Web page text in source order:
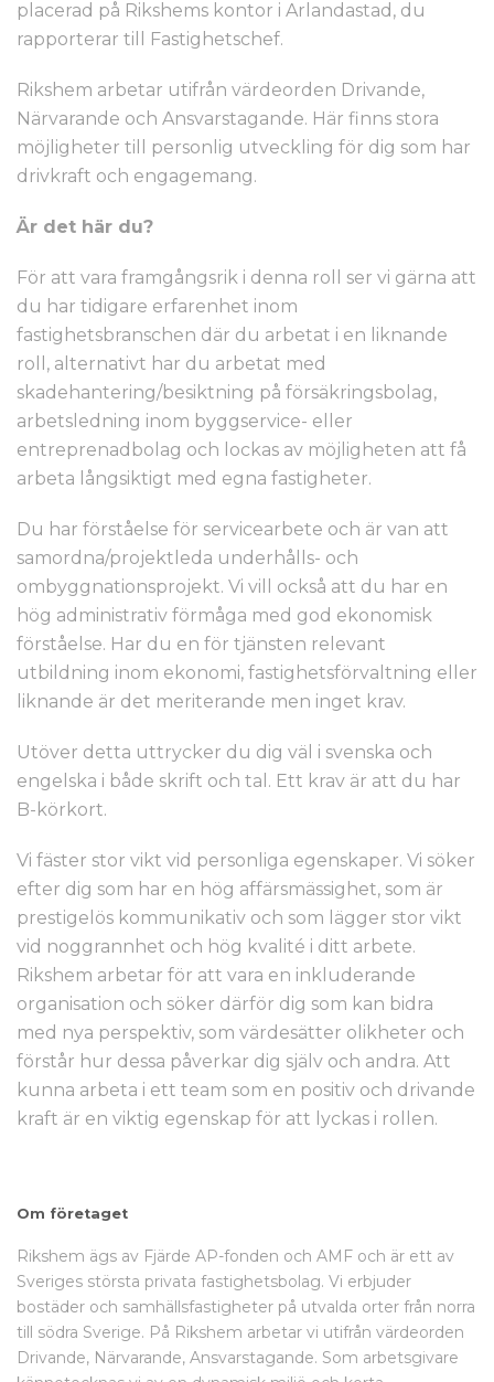
placerad på Rikshems kontor i Arlandastad, du
rapporterar till Fastighetschef.
Rikshem arbetar utifrån värdeorden Drivande,
Närvarande och Ansvarstagande. Här finns stora
möjligheter till personlig utveckling för dig som har
drivkraft och engagemang.
Är det här du?
För att vara framgångsrik i denna roll ser vi gärna att
du har tidigare erfarenhet inom
fastighetsbranschen där du arbetat i en liknande
roll, alternativt har du arbetat med
skadehantering/besiktning på försäkringsbolag,
arbetsledning inom byggservice- eller
entreprenadbolag och lockas av möjligheten att få
arbeta långsiktigt med egna fastigheter.
Du har förståelse för servicearbete och är van att
samordna/projektleda underhålls- och
ombyggnationsprojekt. Vi vill också att du har en
hög administrativ förmåga med god ekonomisk
förståelse. Har du en för tjänsten relevant
utbildning inom ekonomi, fastighetsförvaltning eller
liknande är det meriterande men inget krav.
Utöver detta uttrycker du dig väl i svenska och
engelska i både skrift och tal. Ett krav är att du har
B-körkort.
Vi fäster stor vikt vid personliga egenskaper. Vi söker
efter dig som har en hög affärsmässighet, som är
prestigelös kommunikativ och som lägger stor vikt
vid noggrannhet och hög kvalité i ditt arbete.
Rikshem arbetar för att vara en inkluderande
organisation och söker därför dig som kan bidra
med nya perspektiv, som värdesätter olikheter och
förstår hur dessa påverkar dig själv och andra. Att
kunna arbeta i ett team som en positiv och drivande
kraft är en viktig egenskap för att lyckas i rollen.
Om företaget
Rikshem ägs av Fjärde AP-fonden och AMF och är ett av
Sveriges största privata fastighetsbolag. Vi erbjuder
bostäder och samhällsfastigheter på utvalda orter från norra
till södra Sverige. På Rikshem arbetar vi utifrån värdeorden
Drivande, Närvarande, Ansvarstagande. Som arbetsgivare